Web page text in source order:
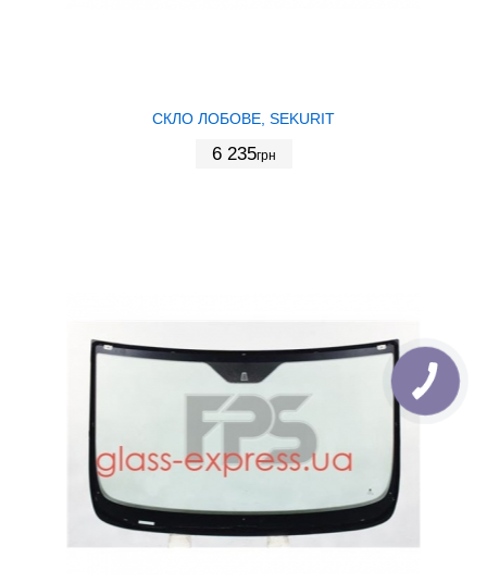
СКЛО ЛОБОВЕ, SEKURIT
6 235грн